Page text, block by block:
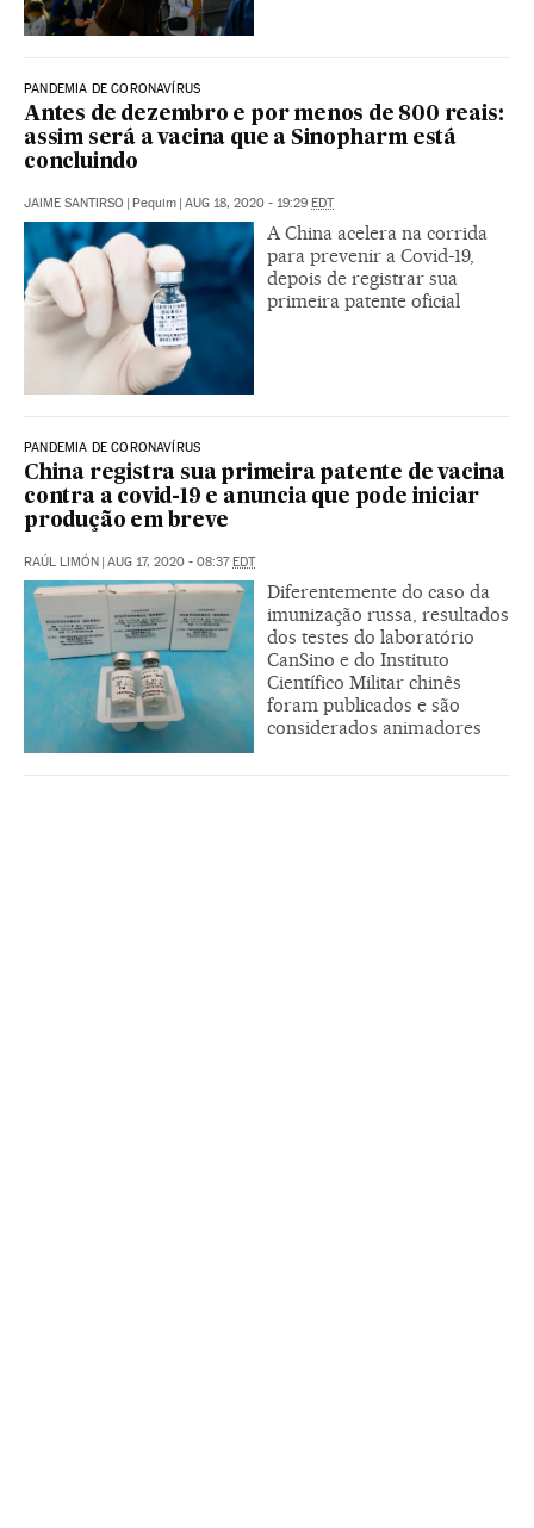
PANDEMIA DE CORONAVÍRUS
Antes de dezembro e por menos de 800 reais:
assim será a vacina que a Sinopharm está
concluindo
JAIME SANTIRSO | Pequim | AUG 18, 2020 - 19:29 EDT
A China acelera na corrida
para prevenir a Covid-19,
depois de registrar sua
primeira patente oficial
PANDEMIA DE CORONAVÍRUS
China registra sua primeira patente de vacina
contra a covid-19 e anuncia que pode iniciar
produção em breve
RAÚL LIMÓN | AUG 17, 2020 - 08:37EDT
Diferentemente do caso da
imunização russa, resultados
dos testes do laboratório
CanSino e do Instituto
Científico Militar chinês
foram publicados e são
considerados animadores